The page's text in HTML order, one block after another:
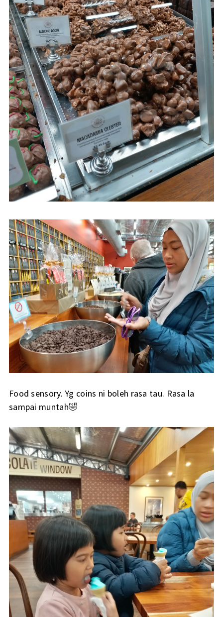
Food sensory. Yg coins ni boleh rasa tau. Rasa la
sampai muntah🤣